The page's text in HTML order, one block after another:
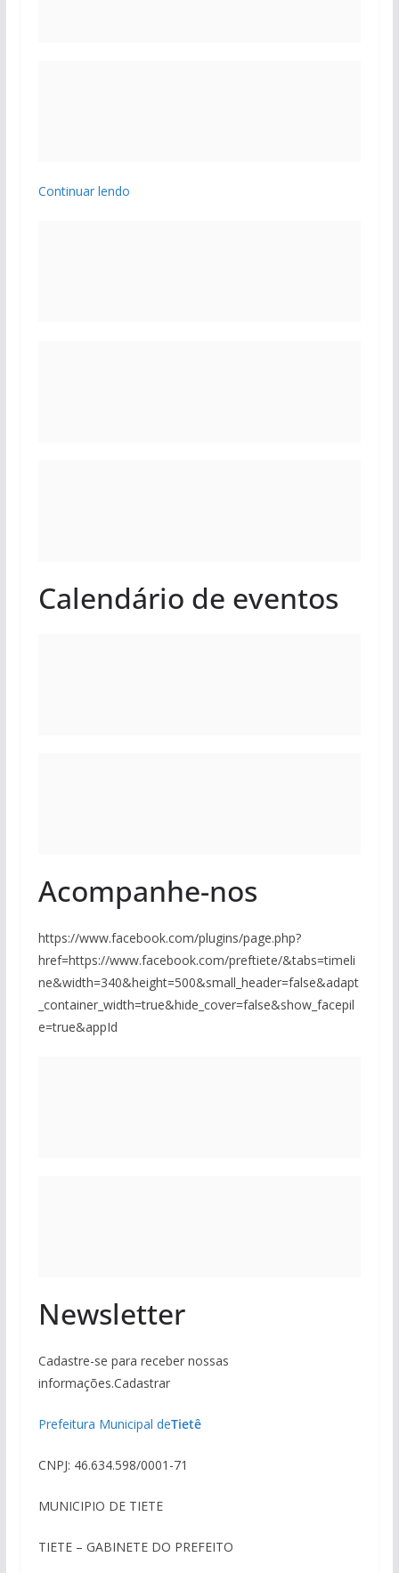
Continuar lendo
Calendário de eventos
Acompanhe-nos
https://www.facebook.com/plugins/page.php?
href=https://www.facebook.com/preftiete/&tabs=timeli
ne&width=340&height=500&small_header=false&adapt
_container_width=true&hide_cover=false&show_facepil
e=true&appId
Newsletter
Cadastre-se para receber nossas
informações.Cadastrar
Prefeitura Municipal deTietê
CNPJ: 46.634.598/0001-71
MUNICIPIO DE TIETE
TIETE – GABINETE DO PREFEITO